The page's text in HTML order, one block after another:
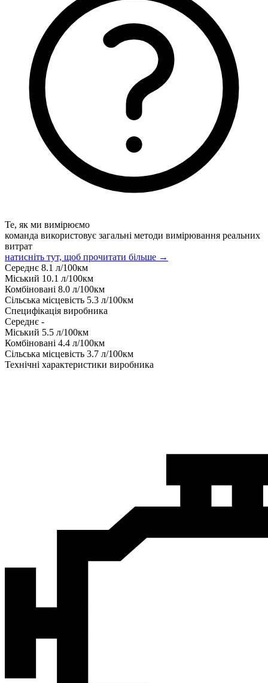
Те, як ми вимірюємо
команда використовує загальні методи вимірювання реальних
витрат
натисніть тут, щоб прочитати більше →
Середнє 8.1 л/100км
Міський 10.1 л/100км
Комбіновані 8.0 л/100км
Сільська місцевість 5.3 л/100км
Специфікація виробника
Середнє -
Міський 5.5 л/100км
Комбіновані 4.4 л/100км
Сільська місцевість 3.7 л/100км
Технічні характеристики виробника